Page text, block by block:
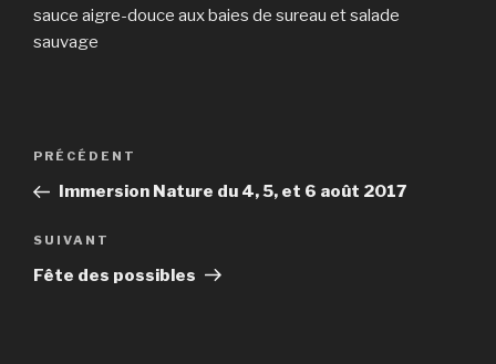
sauce aigre-douce aux baies de sureau et salade
sauvage
Navigation
l’article
Article
précédent
PRÉCÉDENT
Immersion Nature du 4, 5, et 6 août 2017
Article
suivant
SUIVANT
Fête des possibles